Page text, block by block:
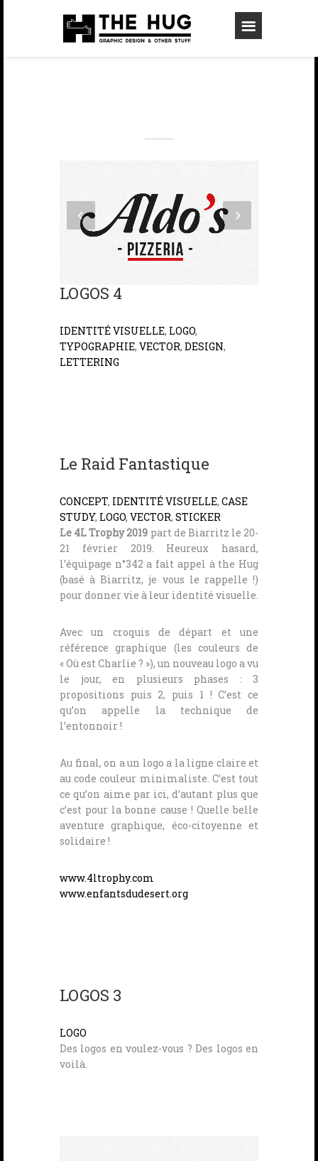
LOGOS 4
IDENTITÉ VISUELLE, LOGO,
TYPOGRAPHIE, VECTOR, DESIGN,
LETTERING
Le Raid Fantastique
CONCEPT, IDENTITÉ VISUELLE, CASE
STUDY, LOGO, VECTOR, STICKER
Le 4L Trophy 2019 part de Biarritz le 20-
21 février 2019. Heureux hasard,
l’équipage n°342 a fait appel à the Hug
(basé à Biarritz, je vous le rappelle !)
pour donner vie à leur identité visuelle.
Avec un croquis de départ et une
référence graphique (les couleurs de
« Où est Charlie ? »), un nouveau logo a vu
le jour, en plusieurs phases : 3
propositions puis 2, puis 1 ! C’est ce
qu’on appelle la technique de
l’entonnoir !
Au final, on a un logo a la ligne claire et
au code couleur minimaliste. C’est tout
ce qu’on aime par ici, d’autant plus que
c’est pour la bonne cause ! Quelle belle
aventure graphique, éco-citoyenne et
solidaire !
www.4ltrophy.com
www.enfantsdudesert.org
LOGOS 3
LOGO
Des logos en voulez-vous ? Des logos en
voilà.